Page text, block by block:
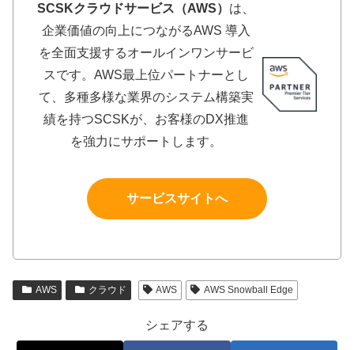
SCSKクラウドサービス（AWS） は、
企業価値の向上につながるAWS 導入
を全面支援するオールインワンサービ
スです。AWS最上位パートナーとし
て、多種多様な業界のシステム構築実
績を持つSCSKが、お客様のDX推進
を強力にサポートします。
サービスサイトへ
AWS クラウド AWS AWS Snowball Edge
シェアする